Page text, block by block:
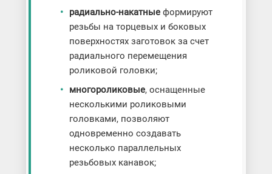
радиально-накатныеформируют
резьбы на торцевых и боковых
поверхностях заготовок за счет
радиального перемещения
роликовой головки;
многороликовые, оснащенные
несколькими роликовыми
головками, позволяют
одновременно создавать
несколько параллельных
резьбовых канавок;